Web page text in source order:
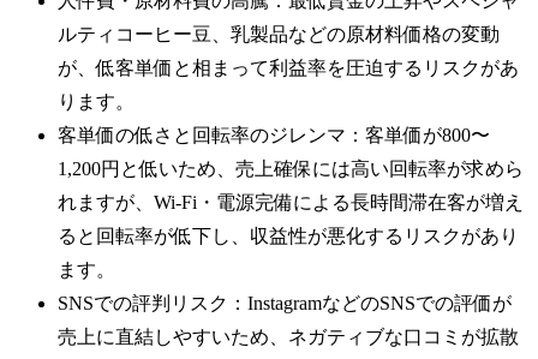
ルティコーヒー豆、乳製品などの原材料価格の変動
が、低客単価と相まって利益率を圧迫するリスクがあ
ります。
客単価の低さと回転率のジレンマ：客単価が800〜
1,200円と低いため、売上確保には高い回転率が求めら
れますが、Wi-Fi・電源完備による長時間滞在客が増え
ると回転率が低下し、収益性が悪化するリスクがあり
ます。
SNSでの評判リスク：InstagramなどのSNSでの評価が
売上に直結しやすいため、ネガティブな口コミが拡散